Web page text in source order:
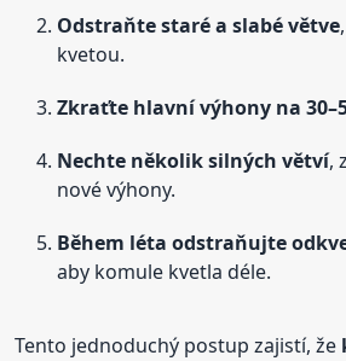
Odstraňte staré a slabé větve
kvetou.
Zkraťte hlavní výhony na
Nechte několik silných větví,
nové výhony.
Během léta odstraňujte
aby komule kvetla déle.
Tento jednoduchý postup zajistí, že